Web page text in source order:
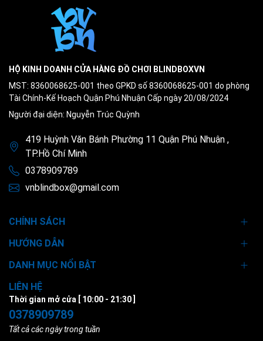
HỘ KINH DOANH CỬA HÀNG ĐỒ CHƠI BLINDBOXVN
MST: 8360068625-001 theo GPKD số 8360068625-001 do phòng
Tài Chính-Kế Hoạch Quận Phú Nhuận Cấp ngày 20/08/2024
Người đại diện: Nguyễn Trúc Quỳnh
419 Huỳnh Văn Bánh Phường 11 Quận Phú Nhuận ,
TP.Hồ Chí Minh
0378909789
vnblindbox@gmail.com
CHÍNH SÁCH
HƯỚNG DẪN
DANH MỤC NỔI BẬT
LIÊN HỆ
Thời gian mở cửa [ 10:00 - 21:30 ]
0378909789
Tất cả các ngày trong tuần